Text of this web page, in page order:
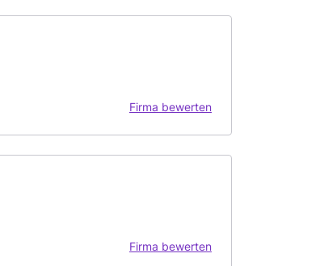
Firma bewerten
Firma bewerten